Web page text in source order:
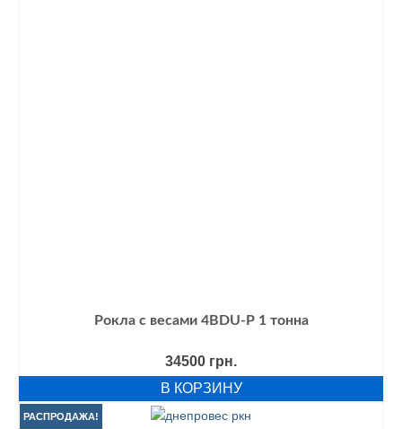
Рокла с весами 4BDU-Р 1 тонна
34500 грн.
В КОРЗИНУ
РАСПРОДАЖА!